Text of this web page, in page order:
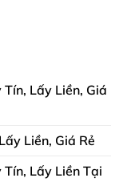
Lấy Liền, Giá
Liền, Giá Rẻ
Lấy Liền Tại